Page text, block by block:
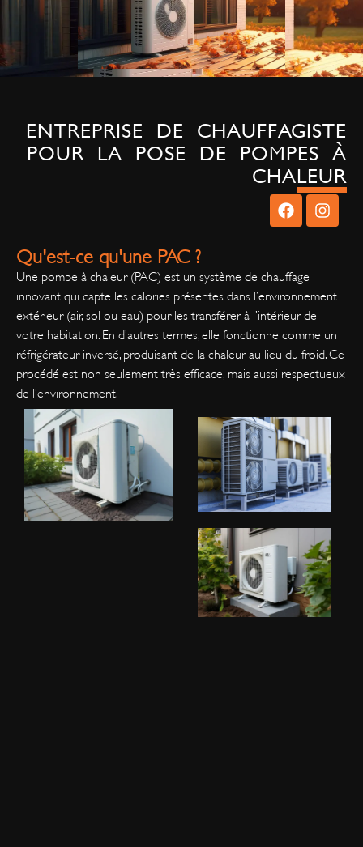
ENTREPRISE DE CHAUFFAGISTE
POUR LA POSE DE POMPES À
CHALEUR
Qu'est-ce qu'une PAC ?
Une pompe à chaleur (PAC) est un système de chauffage
innovant qui capte les calories présentes dans l’environnement
extérieur (air, sol ou eau) pour les transférer à l’intérieur de
votre habitation. En d’autres termes, elle fonctionne comme un
réfrigérateur inversé, produisant de la chaleur au lieu du froid. Ce
procédé est non seulement très efficace, mais aussi respectueux
de l’environnement.